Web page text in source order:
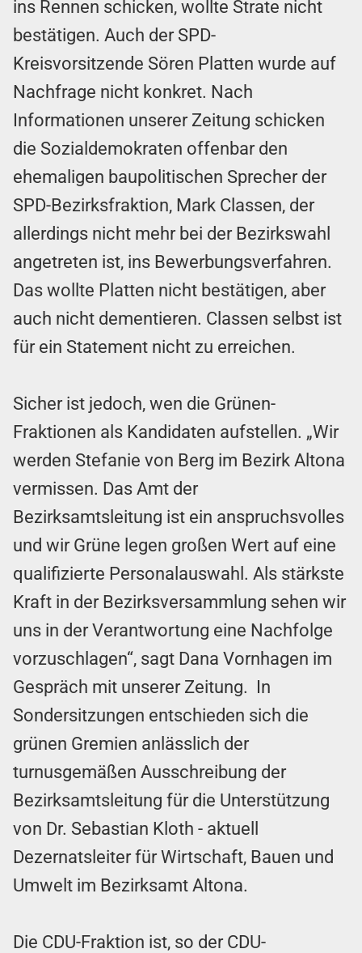
ins Rennen schicken, wollte Strate nicht
bestätigen. Auch der SPD-
Kreisvorsitzende Sören Platten wurde auf
Nachfrage nicht konkret. Nach
Informationen unserer Zeitung schicken
die Sozialdemokraten offenbar den
ehemaligen baupolitischen Sprecher der
SPD-Bezirksfraktion, Mark Classen, der
allerdings nicht mehr bei der Bezirkswahl
angetreten ist, ins Bewerbungsverfahren.
Das wollte Platten nicht bestätigen, aber
auch nicht dementieren. Classen selbst ist
für ein Statement nicht zu erreichen.
Sicher ist jedoch, wen die Grünen-
Fraktionen als Kandidaten aufstellen. „Wir
werden Stefanie von Berg im Bezirk Altona
vermissen. Das Amt der
Bezirksamtsleitung ist ein anspruchsvolles
und wir Grüne legen großen Wert auf eine
qualifizierte Personalauswahl. Als stärkste
Kraft in der Bezirksversammlung sehen wir
uns in der Verantwortung eine Nachfolge
vorzuschlagen“, sagt Dana Vornhagen im
Gespräch mit unserer Zeitung. In
Sondersitzungen entschieden sich die
grünen Gremien anlässlich der
turnusgemäßen Ausschreibung der
Bezirksamtsleitung für die Unterstützung
von Dr. Sebastian Kloth - aktuell
Dezernatsleiter für Wirtschaft, Bauen und
Umwelt im Bezirksamt Altona.
Die CDU-Fraktion ist, so der CDU-